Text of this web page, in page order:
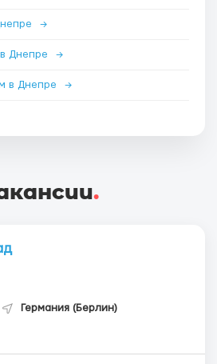
→
Днепре →
в Днепре →
.
Германия (Берлин)